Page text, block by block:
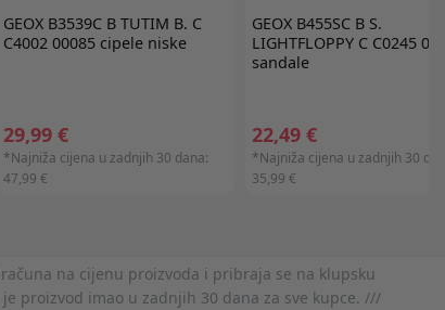
GEOXB3539C B TUTIM B. C
C4002 00085 cipele niske
29,99 €
*Najniža cijena u zadnjih 30 dana:
47,99 €
GEOX B455SC B S.
LIGHTFLOPPY C C0245
sandale
22,49 €
*Najniža cijena u zadnjih 30
35,99 €
na cijenu proizvoda i pribraja se na klupsku
je proizvod imao u zadnjih 30 dana za sve kupce. ///